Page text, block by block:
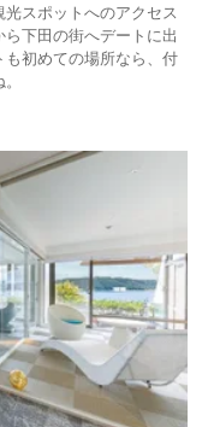
光スポットへのアクセス
下田の街へデートに出
初めての場所なら、付